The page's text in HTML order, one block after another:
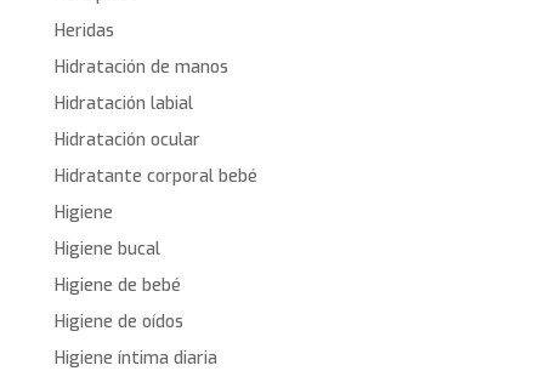
Heridas
Hidratación de manos
Hidratación labial
Hidratación ocular
Hidratante corporal bebé
Higiene
Higiene bucal
Higiene de bebé
Higiene de oídos
Higiene íntima diaria